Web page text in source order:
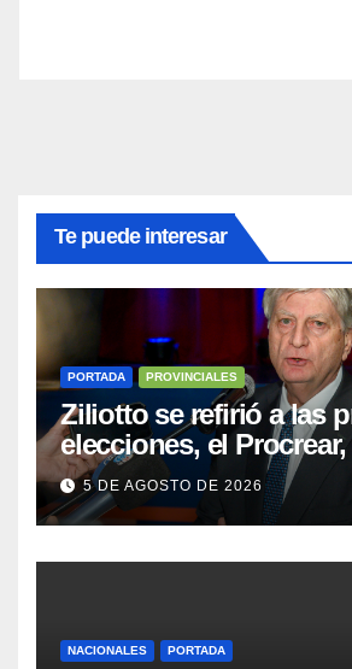
Te puede interesar
PORTADA PROVINCIALES
Ziliotto se refirió a las
elecciones, el
Vaca Muerta
5 DE AGOSTO DE 2026
NACIONALES PORTADA